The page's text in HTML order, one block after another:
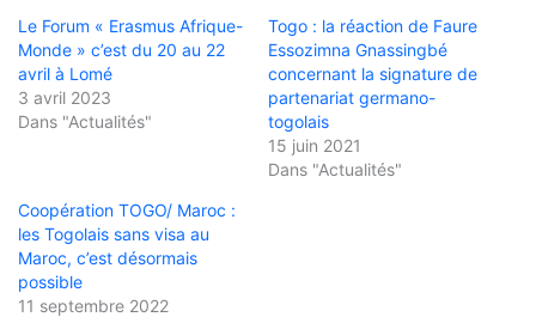
Le Forum « Erasmus Afrique-
Monde » c’est du 20 au 22
avril à Lomé
3 avril 2023
Dans "Actualités"
Togo : la réaction de Faure
Essozimna Gnassingbé
concernant la signature de
partenariat germano-
togolais
15 juin 2021
Dans "Actualités"
Coopération TOGO/ Maroc :
les Togolais sans visa au
Maroc, c’est désormais
possible
11 septembre 2022